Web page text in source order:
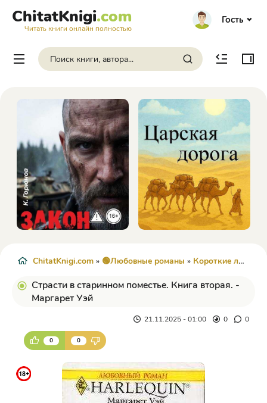
ChitatKnigi.com
Читать книги онлайн полностью
Гость
ChitatKnigi.com » 🟢Любовные романы » Короткие любовные романы
Страсти в старинном поместье. Книга вторая. -
Маргарет Уэй
21.11.2025 - 01:00 0 0
0 0